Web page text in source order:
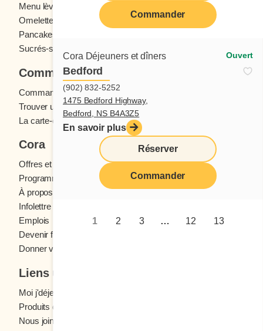
Commander
Cora Déjeuners et dîners Ouvert
Bedford
(902) 832-5252
1475 Bedford Highway,
Bedford, NS B4A3Z5
En savoir plus
Réserver
Commander
1 2 3 … 12 13
Menu lève-tôt
Omelettes et Crêpomelettes
Pain doré
Pancakes
Sucrés-salés
Commander
Commande en ligne
Trouver un restaurant
La carte-cadeau Cora
Cora
Offres et concours
Programme fidélité Cora
À propos des restaurants Cora
Infolettre Cora
Emplois
Devenir franchisé
Donner votre avis
Liens utiles
Moi j'déjeune (Blogue)
Produits d'épicerie
Nous joindre